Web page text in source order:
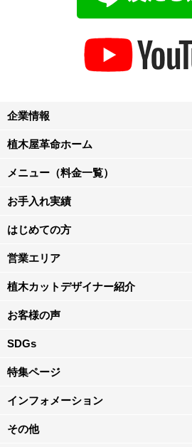
企業情報
植木屋革命ホーム
メニュー（料金一覧）
お手入れ実績
はじめての方
営業エリア
植木カットデザイナー紹介
お客様の声
SDGs
特集ページ
インフォメーション
その他